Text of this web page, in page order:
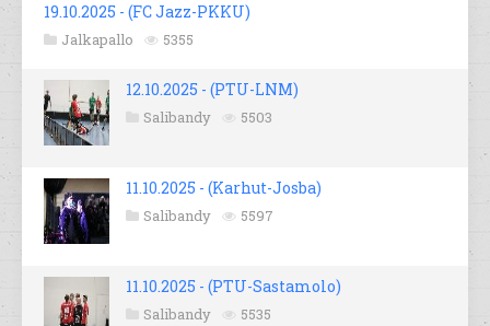
19.10.2025 - (FC Jazz-PKKU)
Jalkapallo 5355
12.10.2025 - (PTU-LNM)
Salibandy 5503
11.10.2025 - (Karhut-Josba)
Salibandy 5597
11.10.2025 - (PTU-Sastamolo)
Salibandy 5535